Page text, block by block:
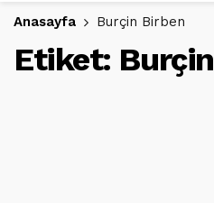
Anasayfa Burçin Birben
Etiket: